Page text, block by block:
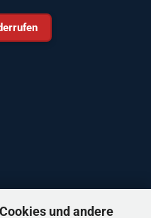
und andere